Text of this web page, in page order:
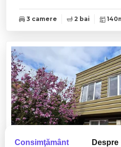
3 camere 2 bai
Consimţământ Despre